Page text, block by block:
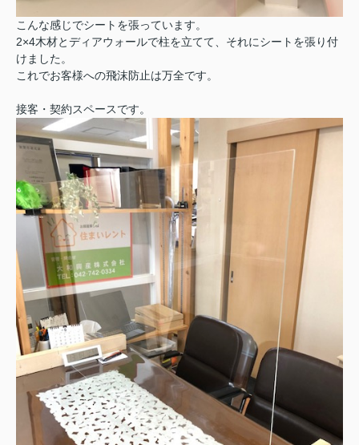
こんな感じでシートを張っています。
2×4木材とディアウォールで柱を立てて、それにシートを張り付
けました。
これでお客様への飛沫防止は万全です。
接客・契約スペースです。